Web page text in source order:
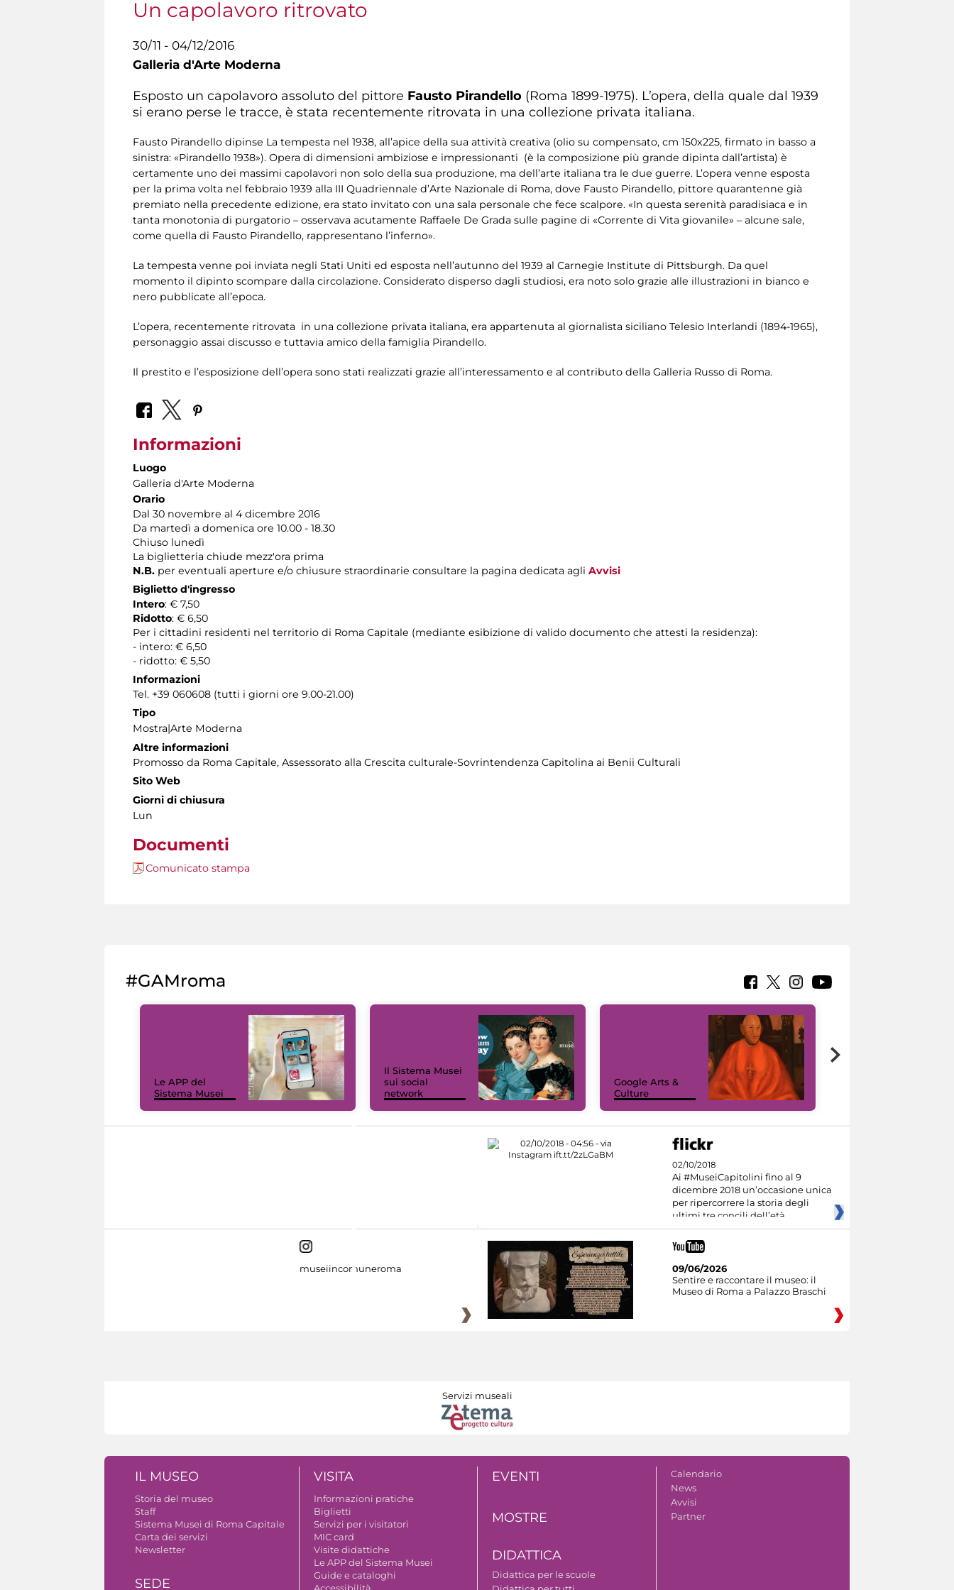
Un capolavoro ritrovato
30/11 - 04/12/2016
Galleria d'Arte Moderna
Esposto un capolavoro assoluto del pittore Fausto Pirandello (Roma 1899-1975). L’opera, della quale dal 1939
si erano perse le tracce, è stata recentemente ritrovata in una collezione privata italiana.
Fausto Pirandello dipinse La tempesta nel 1938, all’apice della sua attività creativa (olio su compensato, cm 150x225, firmato in basso a
sinistra: «Pirandello 1938»). Opera di dimensioni ambiziose e impressionanti (è la composizione più grande dipinta dall’artista) è
certamente uno dei massimi capolavori non solo della sua produzione, ma dell’arte italiana tra le due guerre. L’opera venne esposta
per la prima volta nel febbraio 1939 alla III Quadriennale d’Arte Nazionale di Roma, dove Fausto Pirandello, pittore quarantenne già
premiato nella precedente edizione, era stato invitato con una sala personale che fece scalpore. «In questa serenità paradisiaca e in
tanta monotonia di purgatorio – osservava acutamente Raffaele De Grada sulle pagine di «Corrente di Vita giovanile» – alcune sale,
come quella di Fausto Pirandello, rappresentano l’inferno».
La tempesta venne poi inviata negli Stati Uniti ed esposta nell’autunno del 1939 al Carnegie Institute di Pittsburgh. Da quel
momento il dipinto scompare dalla circolazione. Considerato disperso dagli studiosi, era noto solo grazie alle illustrazioni in bianco e
nero pubblicate all’epoca.
L’opera, recentemente ritrovata in una collezione privata italiana, era appartenuta al giornalista siciliano Telesio Interlandi (1894-1965),
personaggio assai discusso e tuttavia amico della famiglia Pirandello.
Il prestito e l’esposizione dell’opera sono stati realizzati grazie all’interessamento e al contributo della Galleria Russo di Roma.
Informazioni
Luogo
Galleria d'Arte Moderna
Orario
Dal 30 novembre al 4 dicembre 2016
Da martedì a domenica ore 10.00 - 18.30
Chiuso lunedì
La biglietteria chiude mezz'ora prima
N.B. per eventuali aperture e/o chiusure straordinarie consultare la pagina dedicata agli Avvisi
Biglietto d'ingresso
Intero: € 7,50
Ridotto: € 6,50
Per i cittadini residenti nel territorio di Roma Capitale (mediante esibizione di valido documento che attesti la residenza):
- intero: € 6,50
- ridotto: € 5,50
Informazioni
Tel. +39 060608 (tutti i giorni ore 9.00-21.00)
Tipo
Mostra|Arte Moderna
Altre informazioni
Promosso da Roma Capitale, Assessorato alla Crescita culturale-Sovrintendenza Capitolina ai Benii Culturali
Sito Web
Giorni di chiusura
Lun
Documenti
Comunicato stampa
#GAMroma
Le APP del
Sistema Musei
Il Sistema Musei
sui social
network
Google Arts &
Culture
02/10/2018
Ai #MuseiCapitolini fino al 9
dicembre 2018 un’occasione unica
per ripercorrere la storia degli
ultimi tre concili dell’età
museiincomuneroma
09/06/2026
Sentire e raccontare il museo: il
Museo di Roma a Palazzo Braschi
Servizi museali
IL MUSEO
Storia del museo
Staff
Sistema Musei di Roma Capitale
Carta dei servizi
Newsletter
SEDE
VISITA
Informazioni pratiche
Biglietti
Servizi per i visitatori
MIC card
Visite didattiche
Le APP del Sistema Musei
Guide e cataloghi
Accessibilità
EVENTI
MOSTRE
DIDATTICA
Didattica per le scuole
Calendario
News
Avvisi
Partner